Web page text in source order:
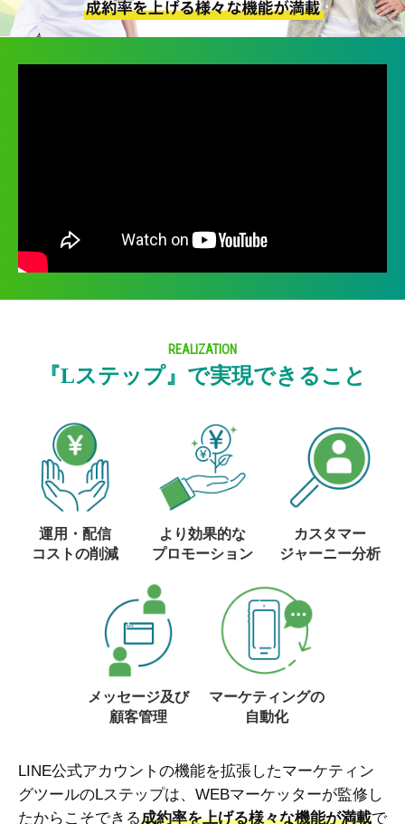
REALIZATION
『Lステップ』で実現できること
運用・配信
コストの削減
より効果的な
プロモーション
カスタマー
ジャーニー分析
メッセージ及び
顧客管理
マーケティングの
自動化
LINE公式アカウントの機能を拡張したマーケティン
グツールのLステップは、WEBマーケッターが監修し
たからこそできる成約率を上げる様々な機能が満載で